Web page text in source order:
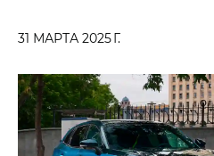
31 МАРТА 2025 Г.